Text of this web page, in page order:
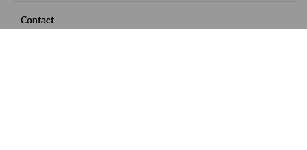
Contact